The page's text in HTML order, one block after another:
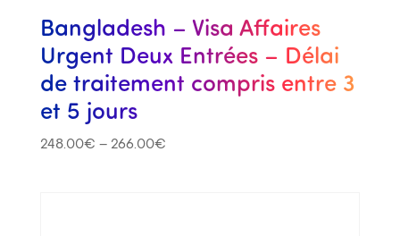
Bangladesh – Visa Affaires
Urgent Deux Entrées – Délai
de traitement compris entre 3
et 5 jours
248.00€ – 266.00€